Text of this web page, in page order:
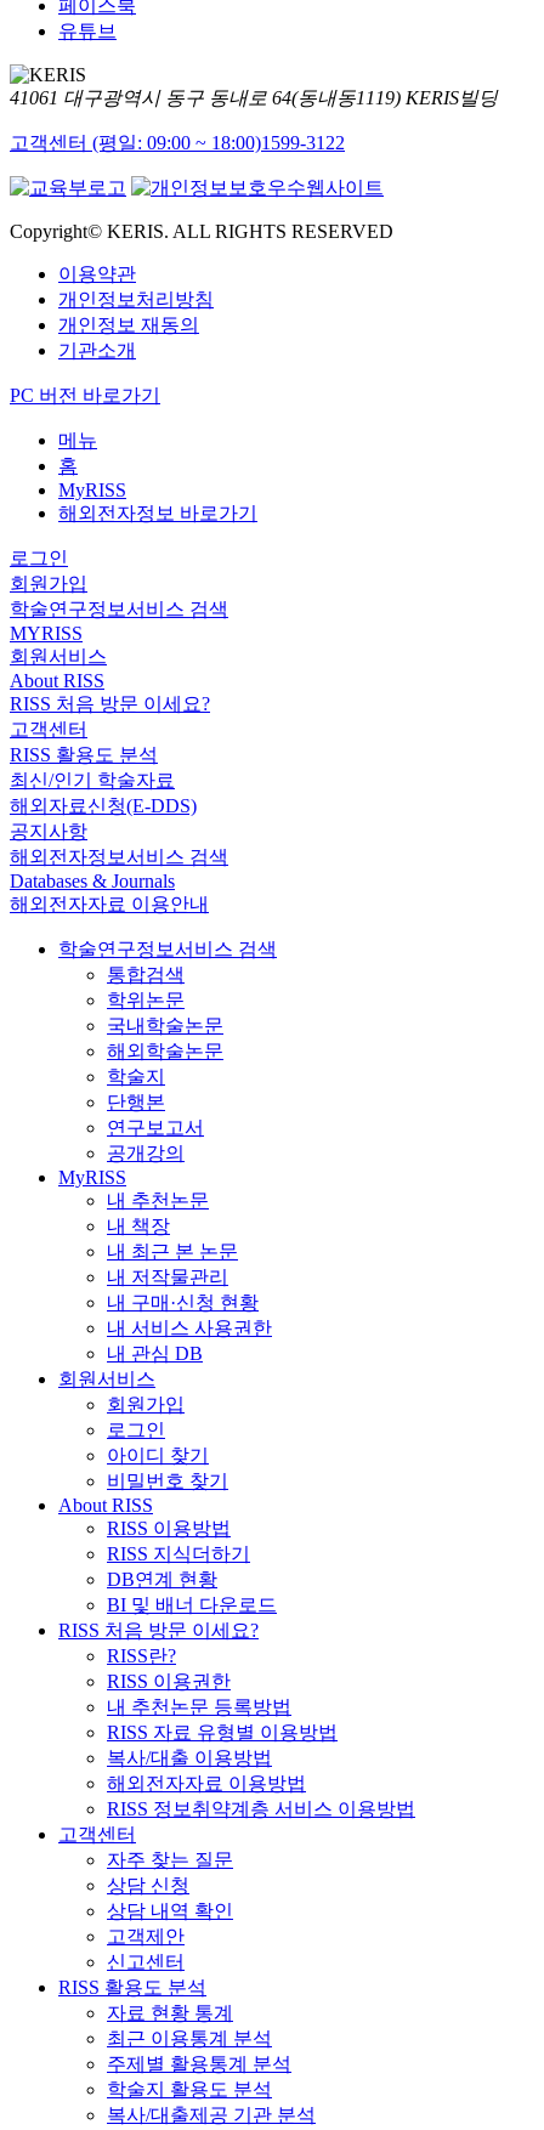
페이스북
유튜브
41061 대구광역시 동구 동내로 64(동내동1119) KERIS빌딩
고객센터 (평일: 09:00 ~ 18:00)1599-3122
Copyright© KERIS. ALL RIGHTS RESERVED
이용약관
개인정보처리방침
개인정보 재동의
기관소개
PC 버전 바로가기
메뉴
홈
MyRISS
해외전자정보 바로가기
로그인
회원가입
학술연구정보서비스 검색
MYRISS
회원서비스
About RISS
RISS 처음 방문 이세요?
고객센터
RISS 활용도 분석
최신/인기 학술자료
해외자료신청(E-DDS)
공지사항
해외전자정보서비스 검색
Databases & Journals
해외전자자료 이용안내
학술연구정보서비스 검색
통합검색
학위논문
국내학술논문
해외학술논문
학술지
단행본
연구보고서
공개강의
MyRISS
내 추천논문
내 책장
내 최근 본 논문
내 저작물관리
내 구매·신청 현황
내 서비스 사용권한
내 관심 DB
회원서비스
회원가입
로그인
아이디 찾기
비밀번호 찾기
About RISS
RISS 이용방법
RISS 지식더하기
DB연계 현황
BI 및 배너 다운로드
RISS 처음 방문 이세요?
RISS란?
RISS 이용권한
내 추천논문 등록방법
RISS 자료 유형별 이용방법
복사/대출 이용방법
해외전자자료 이용방법
RISS 정보취약계층 서비스 이용방법
고객센터
자주 찾는 질문
상담 신청
상담 내역 확인
고객제안
신고센터
RISS 활용도 분석
자료 현황 통계
최근 이용통계 분석
주제별 활용통계 분석
학술지 활용도 분석
복사/대출제공 기관 분석